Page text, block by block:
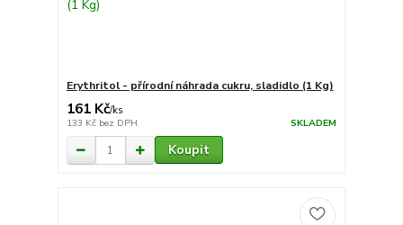
Erythritol - přírodní náhrada cukru, sladidlo (1 Kg)
161 Kč/ks
133 Kč bez DPH SKLADEM
Koupit